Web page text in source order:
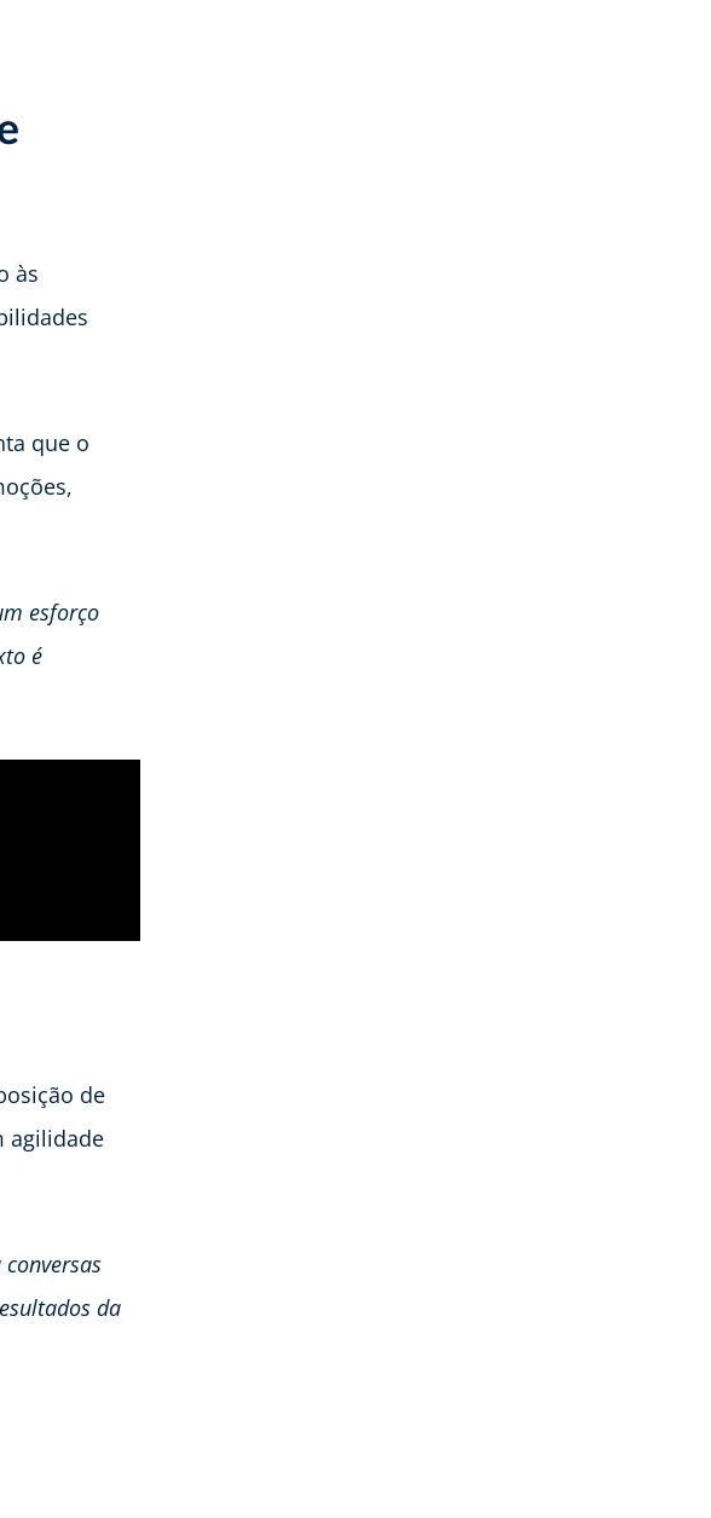
às
que o
esforço
é
de
agilidade
da